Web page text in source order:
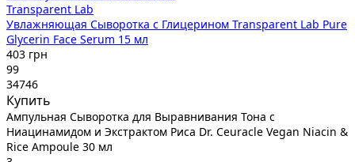
Transparent Lab
Увлажняющая Сыворотка с Глицерином Transparent Lab Pure
Glycerin Face Serum 15 мл
403 грн
99
34746
Купить
Ампульная Сыворотка для Выравнивания Тона с
Ниацинамидом и Экстрактом Риса Dr. Ceuracle Vegan Niacin &
Rice Ampoule 30 мл